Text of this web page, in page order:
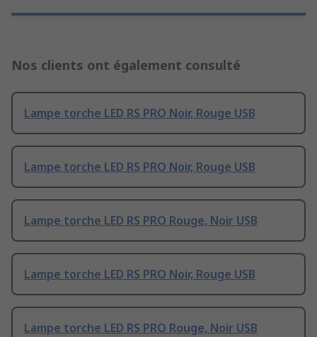
Nos clients ont également consulté
Lampe torche LED RS PRO Noir, Rouge USB
Lampe torche LED RS PRO Noir, Rouge USB
Lampe torche LED RS PRO Rouge, Noir USB
Lampe torche LED RS PRO Noir, Rouge USB
Lampe torche LED RS PRO Rouge, Noir USB